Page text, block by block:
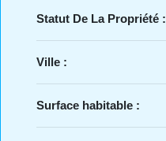
Statut De La Propriété :
Ville :
Surface habitable :